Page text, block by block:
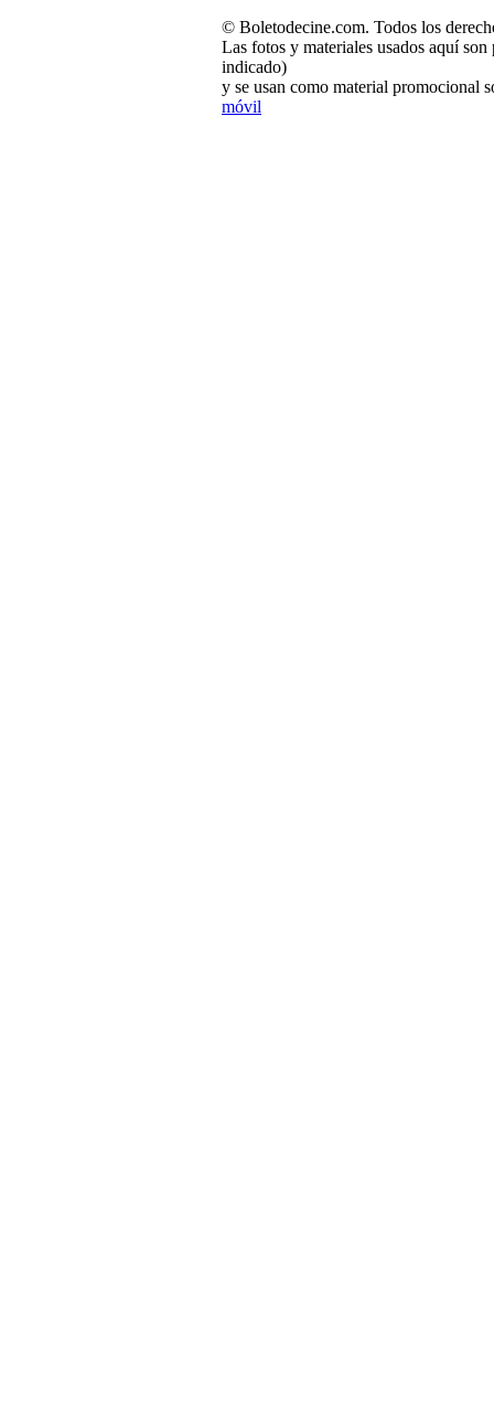
© Boletodecine.com. Todos los
Las fotos y materiales usados aquí
indicado)
y se usan como material promocional
móvil